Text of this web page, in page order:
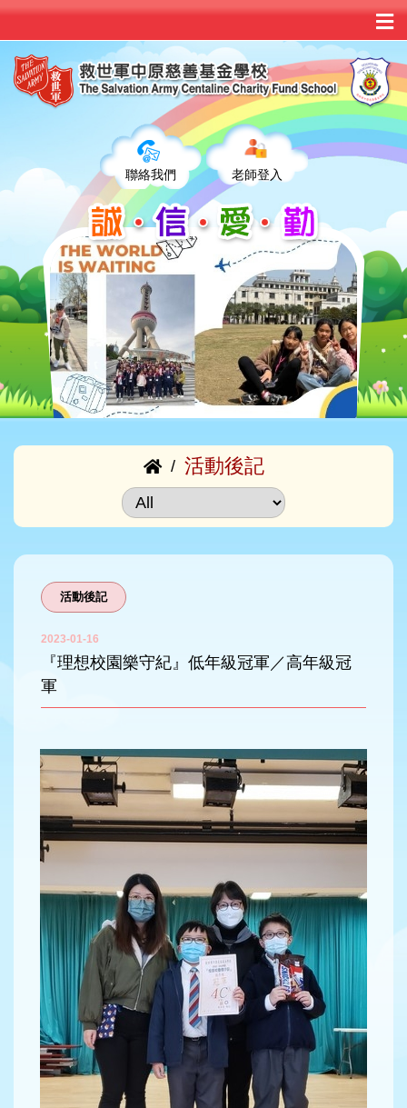
聯絡我們 老師登入
/ 活動後記
活動後記
2023-01-16
『理想校園樂守紀』低年級冠軍／高年級冠
軍